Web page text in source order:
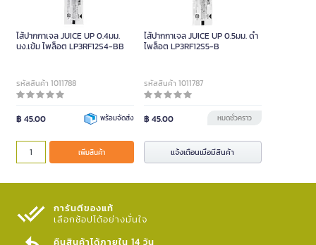
ไส้ปากกาเจล JUICE UP 0.4มม.
นง.เข้ม ไพล็อต LP3RF12S4-BB
รหัสสินค้า 1011788
฿ 45.00 พร้อมจัดส่ง
เพิ่มสินค้า
ไส้ปากกาเจล JUICE UP 0.5มม. ดำ
ไพล็อต LP3RF12S5-B
รหัสสินค้า 1011787
฿ 45.00 หมดชั่วคราว
แจ้งเตือนเมื่อมีสินค้า
การันตีของแท้
เลือกช้อปได้อย่างมั่นใจ​
คืนสินค้าได้ภายใน 14 วัน